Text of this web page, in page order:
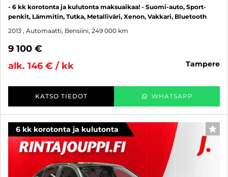
- 6 kk korotonta ja kulutonta maksuaikaa! - Suomi-auto, Sport-
penkit, Lämmitin, Tutka, Metalliväri, Xenon, Vakkari, Bluetooth
2013 , Automaatti, Bensiini, 249 000 km
9 100 €
alk. 146 € / kk
tampere
KATSO TIEDOT WHATSAPP
6 kk korotonta ja kulutonta